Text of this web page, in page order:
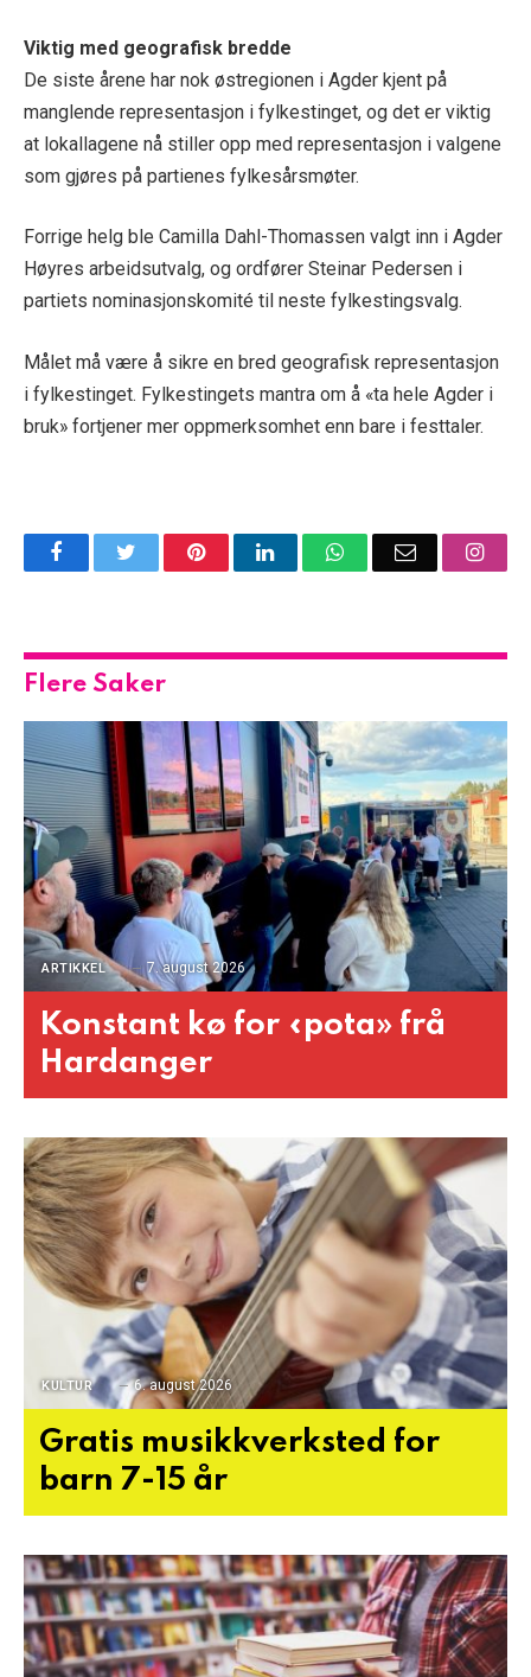
Viktig med geografisk bredde
De siste årene har nok østregionen i Agder kjent på
manglende representasjon i fylkestinget, og det er viktig
at lokallagene nå stiller opp med representasjon i valgene
som gjøres på partienes fylkesårsmøter.
Forrige helg ble Camilla Dahl-Thomassen valgt inn i Agder
Høyres arbeidsutvalg, og ordfører Steinar Pedersen i
partiets nominasjonskomité til neste fylkestingsvalg.
Målet må være å sikre en bred geografisk representasjon
i fylkestinget. Fylkestingets mantra om å «ta hele Agder i
bruk» fortjener mer oppmerksomhet enn bare i festtaler.
FacebookTwitter PinterestLinkedInWhatsAppEmail
Flere Saker
ARTIKKEL 7. august 2026
Konstant kø for «pota» frå
Hardanger
KULTUR 6. august 2026
Gratis musikkverksted for
barn 7-15 år